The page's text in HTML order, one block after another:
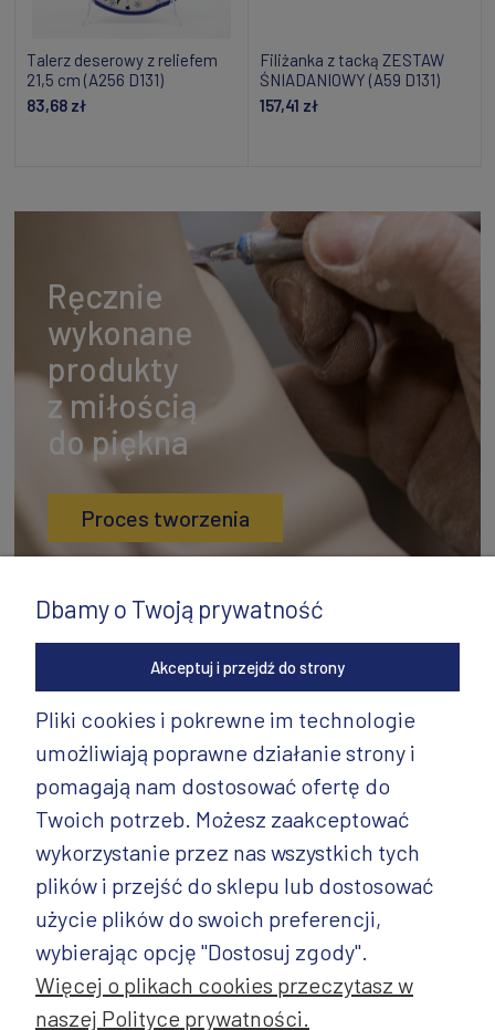
Talerz deserowy z reliefem
21,5 cm (A256 D131)
83,68 zł
Filiżanka z tacką ZESTAW
ŚNIADANIOWY (A59 D131)
157,41 zł
Ręcznie
wykonane
produkty
z miłością
do piękna
Proces tworzenia
INFORMACJE
PRODUKTY CD.
POZOSTAŁE
Dbamy o Twoją prywatność
Akceptuj i przejdź do strony
Pliki cookies i pokrewne im technologie
umożliwiają poprawne działanie strony i
pomagają nam dostosować ofertę do
Twoich potrzeb. Możesz zaakceptować
wykorzystanie przez nas wszystkich tych
plików i przejść do sklepu lub dostosować
użycie plików do swoich preferencji,
wybierając opcję "Dostosuj zgody".
Więcej o plikach cookies przeczytasz w
naszej Polityce prywatności.